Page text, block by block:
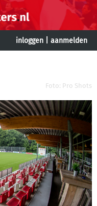
inloggen aanmelden
Foto: Pro Shots